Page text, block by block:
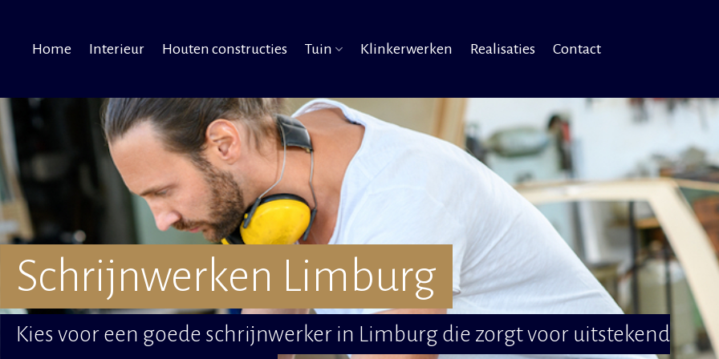
Home Interieur Houten constructies Tuin Klinkerwerken Realisaties Contact
Schrijnwerken Limburg
Kies voor een goede schrijnwerker in Limburg die zorgt voor uitstekend